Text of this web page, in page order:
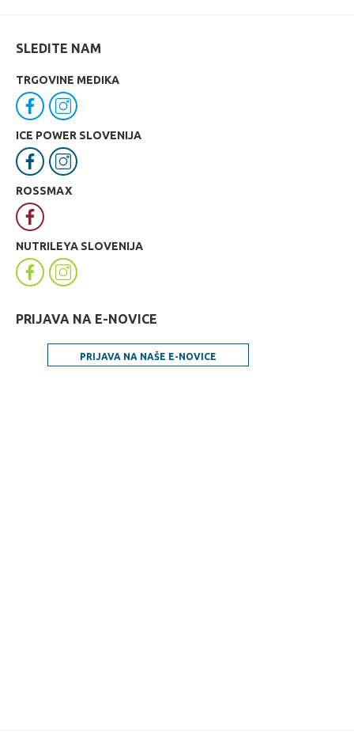
SLEDITE NAM
TRGOVINE MEDIKA
ICE POWER SLOVENIJA
ROSSMAX
NUTRILEYA SLOVENIJA
PRIJAVA NA E-NOVICE
PRIJAVA NA NAŠE E-NOVICE